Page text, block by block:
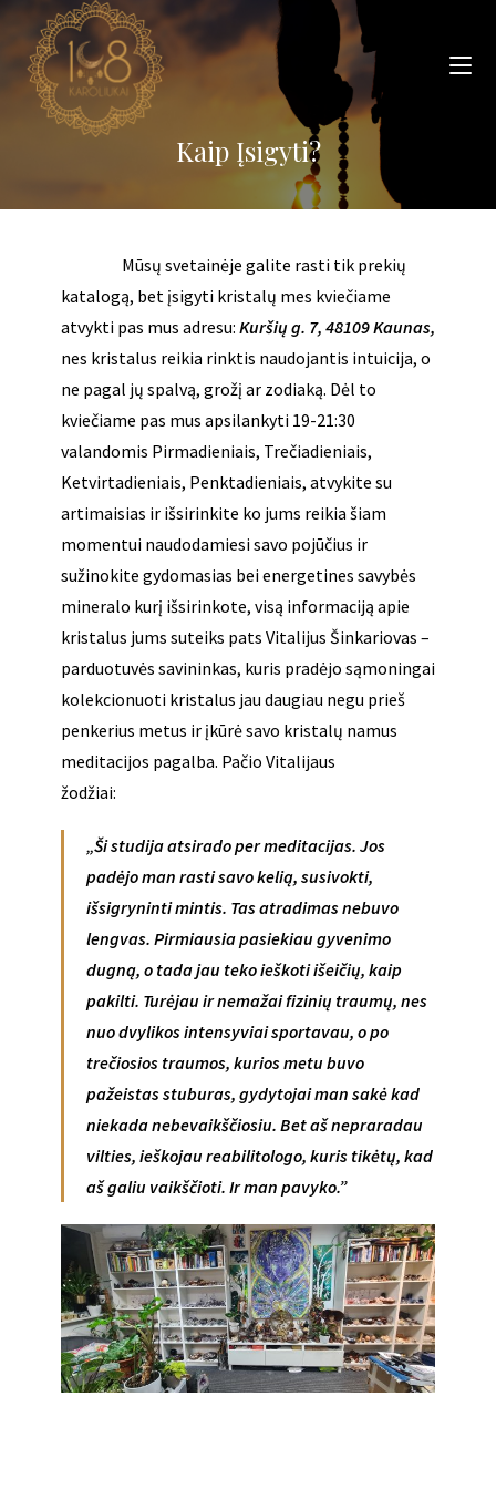
Skip
content
Kaip Įsigyti?
Mūsų svetainėje galite rasti tik prekių
katalogą, bet įsigyti kristalų mes kviečiame
atvykti pas mus adresu: Kuršių g. 7, 48109 Kaunas,
nes kristalus reikia rinktis naudojantis intuicija, o
ne pagal jų spalvą, grožį ar zodiaką. Dėl to
kviečiame pas mus apsilankyti 19-21:30
valandomis Pirmadieniais, Trečiadieniais,
Ketvirtadieniais, Penktadieniais, atvykite su
artimaisias ir išsirinkite ko jums reikia šiam
momentui naudodamiesi savo pojūčius ir
sužinokite gydomasias bei energetines savybės
mineralo kurį išsirinkote, visą informaciją apie
kristalus jums suteiks pats Vitalijus Šinkariovas –
parduotuvės savininkas, kuris pradėjo sąmoningai
kolekcionuoti kristalus jau daugiau negu prieš
penkerius metus ir įkūrė savo kristalų namus
meditacijos pagalba. Pačio Vitalijaus
žodžiai:
„Ši studija atsirado per meditacijas. Jos
padėjo man rasti savo kelią, susivokti,
išsigryninti mintis. Tas atradimas nebuvo
lengvas. Pirmiausia pasiekiau gyvenimo
dugną, o tada jau teko ieškoti išeičių, kaip
pakilti. Turėjau ir nemažai fizinių traumų, nes
nuo dvylikos intensyviai sportavau, o po
trečiosios traumos, kurios metu buvo
pažeistas stuburas, gydytojai man sakė kad
niekada nebevaikščiosiu. Bet aš nepraradau
vilties, ieškojau reabilitologo, kuris tikėtų, kad
aš galiu vaikščioti. Ir man pavyko.”